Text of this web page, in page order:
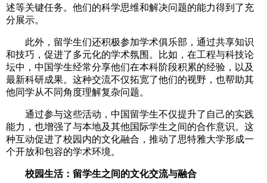
述等关键任务。他们的科学思维和解决问题的能力得到了充
分展示。
此外，留学生们还积极参加学术俱乐部，通过共享知识
和技巧，促进了多元化的学术氛围。比如，在工程与科技论
坛中，中国学生经常分享他们在本科阶段积累的经验，以及
最新科研成果。这种交流不仅拓宽了他们的视野，也帮助其
他同学从不同角度理解复杂问题。
通过参与这些活动，中国留学生不仅提升了自己的实践
能力，也增强了与本地及其他国际学生之间的合作意识。这
种互动促进了校园内的文化融合，推动了思特雅大学形成一
个开放和包容的学术环境。
校园生活：留学生之间的文化交流与融合